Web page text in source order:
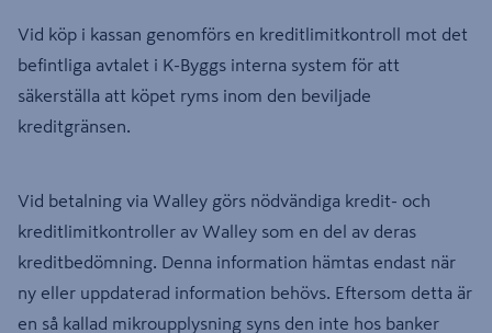
Vid köp i kassan genomförs en kreditlimitkontroll mot det
befintliga avtalet i K-Byggs interna system för att
säkerställa att köpet ryms inom den beviljade
kreditgränsen.
Vid betalning via Walley görs nödvändiga kredit- och
kreditlimitkontroller av Walley som en del av deras
kreditbedömning. Denna information hämtas endast när
ny eller uppdaterad information behövs. Eftersom detta är
en så kallad mikroupplysning syns den inte hos banker